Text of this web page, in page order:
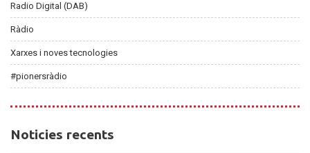
Radio Digital (DAB)
Ràdio
Xarxes i noves tecnologies
#pionersràdio
Noticies
Noticies recents